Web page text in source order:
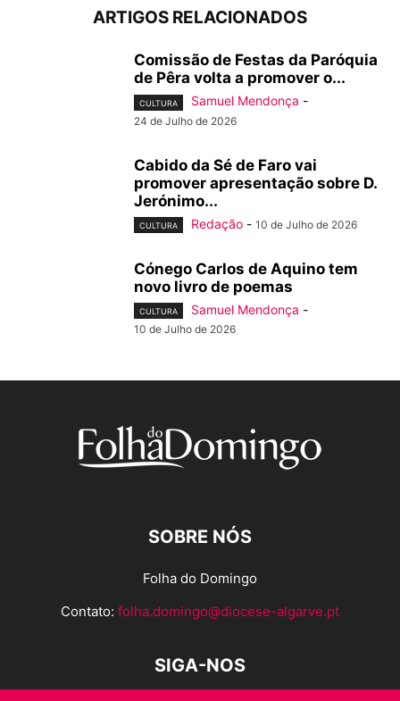
ARTIGOS RELACIONADOS
Comissão de Festas da Paróquia
de Pêra volta a promover o...
CULTURA Samuel Mendonça -
24 de Julho de 2026
Cabido da Sé de Faro vai
promover apresentação sobre D.
Jerónimo...
CULTURA Redação - 10 de Julho de 2026
Cónego Carlos de Aquino tem
novo livro de poemas
CULTURA Samuel Mendonça -
10 de Julho de 2026
SOBRE NÓS
Folha do Domingo
Contato: folha.domingo@diocese-algarve.pt
SIGA-NOS